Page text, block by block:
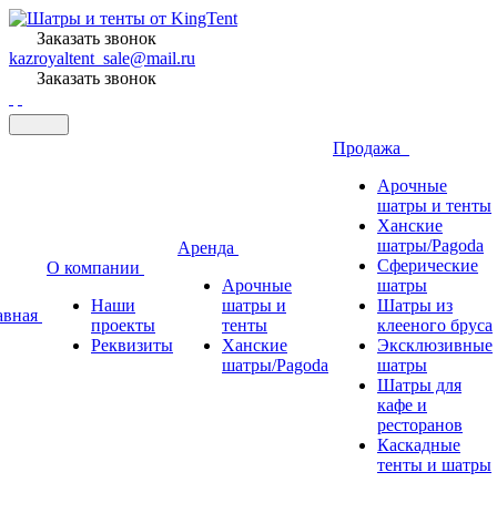
Заказать звонок
kazroyaltent_sale@mail.ru
Заказать звонок
О компании
Наши
проекты
Реквизиты
Аренда
Арочные
шатры и
тенты
Ханские
шатры/Pagoda
Продажа
Арочные
шатры и тенты
Ханские
шатры/Pagoda
Сферические
шатры
Шатры из
клееного бруса
Эксклюзивные
шатры
Шатры для
кафе и
ресторанов
Каскадные
тенты и шатры